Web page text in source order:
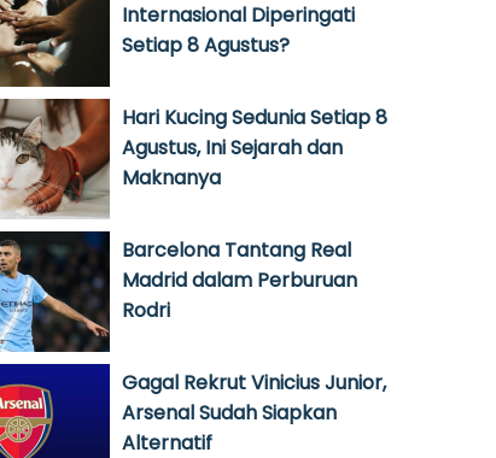
Internasional Diperingati
Setiap 8 Agustus?
Hari Kucing Sedunia Setiap 8
Agustus, Ini Sejarah dan
Maknanya
Barcelona Tantang Real
Madrid dalam Perburuan
Rodri
Gagal Rekrut Vinicius Junior,
Arsenal Sudah Siapkan
Alternatif